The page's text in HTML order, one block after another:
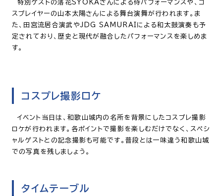
特別ゲストの落花SYOKAさんによる侍パフォーマンスや、コ
スプレイヤーの山本太陽さんによる舞台演舞が行われます。ま
た、田宮流居合演武やJDG SAMURAIによる和太鼓演奏も予
定されており、歴史と現代が融合したパフォーマンスを楽しめま
す。
コスプレ撮影ロケ
イベント当日は、和歌山城内の名所を背景にしたコスプレ撮影
ロケが行われます。各ポイントで撮影を楽しむだけでなく、スペシ
ャルゲストとの記念撮影も可能です。普段とは一味違う和歌山城
での写真を残しましょう。
タイムテーブル